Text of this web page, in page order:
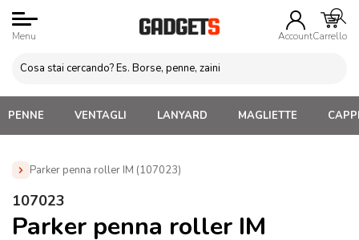
Menu AccountCarrello
PENNE VENTAGLI LANYARD MAGLIETTE
Parker penna roller IM (107023)
Home »
roller IM (107023)
107023
Parker penna roller IM